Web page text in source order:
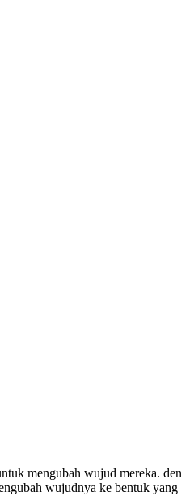
mengubah wujud mereka. den
wujudnya ke bentuk yang